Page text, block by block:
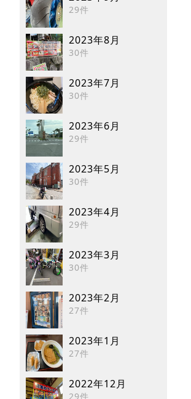
29件
2023年8月
30件
2023年7月
30件
2023年6月
29件
2023年5月
30件
2023年4月
29件
2023年3月
30件
2023年2月
27件
2023年1月
27件
2022年12月
29件